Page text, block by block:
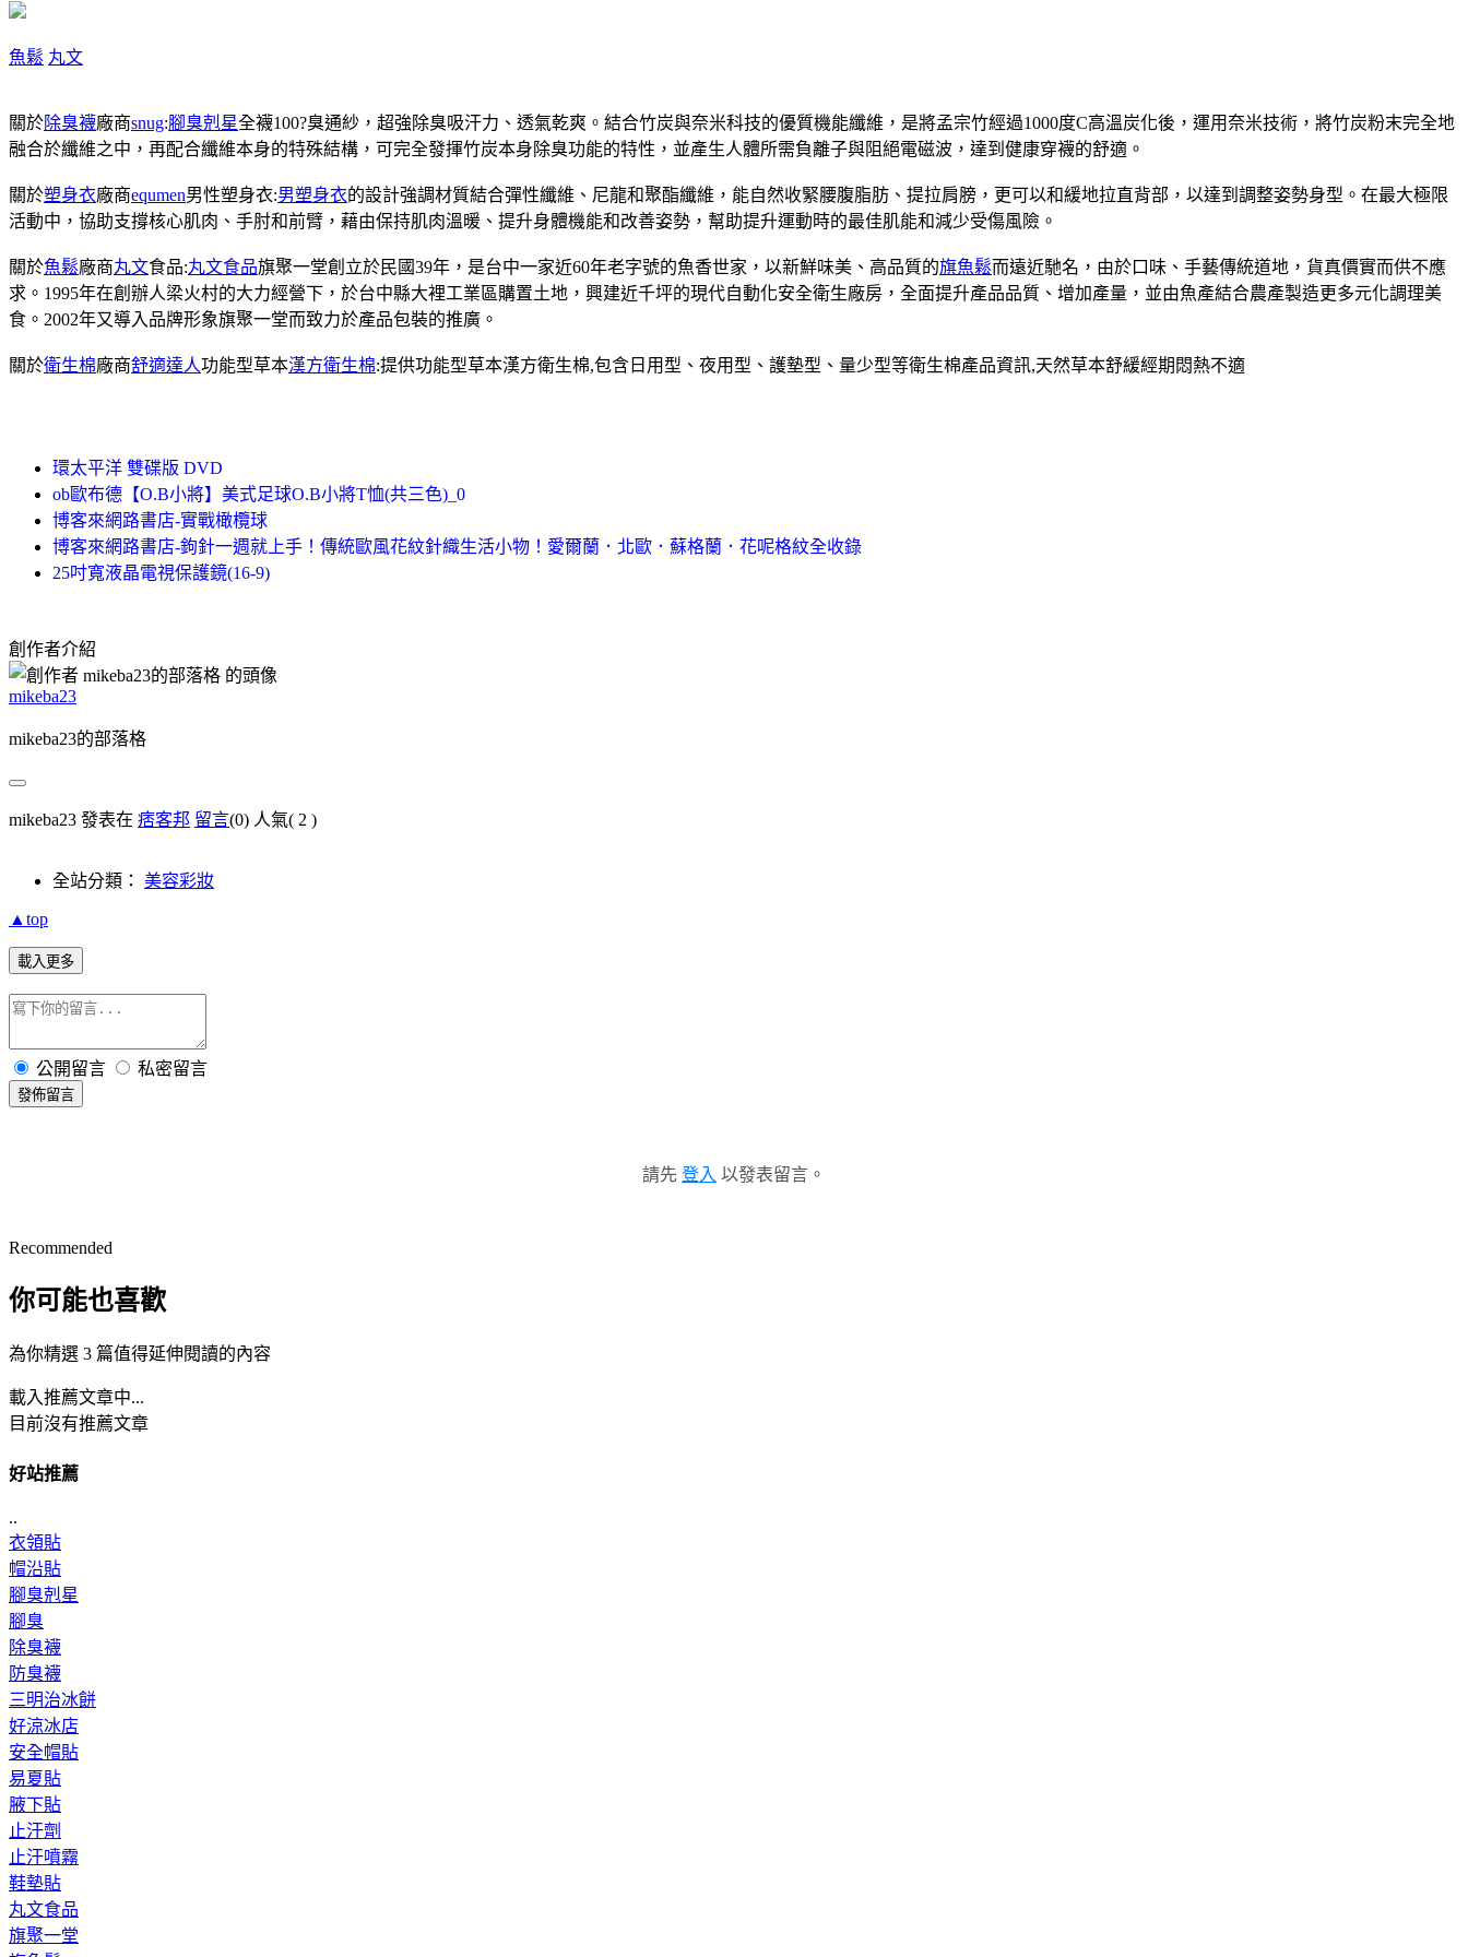
魚鬆 丸文
關於除臭襪廠商snug:腳臭剋星全襪100?臭通紗，超強除臭吸汗力、透氣乾爽。結合竹炭與奈米科技的優質機能纖維，是將孟宗竹經過1000度C高溫炭化後，運用奈米技術，將竹炭粉末完全地
融合於纖維之中，再配合纖維本身的特殊結構，可完全發揮竹炭本身除臭功能的特性，並產生人體所需負離子與阻絕電磁波，達到健康穿襪的舒適。
關於塑身衣廠商equmen男性塑身衣:男塑身衣的設計強調材質結合彈性纖維、尼龍和聚酯纖維，能自然收緊腰腹脂肪、提拉肩膀，更可以和緩地拉直背部，以達到調整姿勢身型。在最大極限
活動中，協助支撐核心肌肉、手肘和前臂，藉由保持肌肉溫暖、提升身體機能和改善姿勢，幫助提升運動時的最佳肌能和減少受傷風險。
關於魚鬆廠商丸文食品:丸文食品旗聚一堂創立於民國39年，是台中一家近60年老字號的魚香世家，以新鮮味美、高品質的旗魚鬆而遠近馳名，由於口味、手藝傳統道地，貨真價實而供不應
求。1995年在創辦人梁火村的大力經營下，於台中縣大裡工業區購置土地，興建近千坪的現代自動化安全衛生廠房，全面提升產品品質、增加產量，並由魚產結合農產製造更多元化調理美
食。2002年又導入品牌形象旗聚一堂而致力於產品包裝的推廣。
關於衛生棉廠商舒適達人功能型草本漢方衛生棉:提供功能型草本漢方衛生棉,包含日用型、夜用型、護墊型、量少型等衛生棉產品資訊,天然草本舒緩經期悶熱不適
環太平洋 雙碟版 DVD
ob歐布德【O.B小將】美式足球O.B小將T恤(共三色)_0
博客來網路書店-實戰橄欖球
博客來網路書店-鉤針一週就上手！傳統歐風花紋針織生活小物！愛爾蘭．北歐．蘇格蘭．花呢格紋全收錄
25吋寬液晶電視保護鏡(16-9)
創作者介紹
mikeba23
mikeba23的部落格
mikeba23 發表在 痞客邦 留言(0) 人氣( 2 )
全站分類： 美容彩妝
▲top
載入更多
公開留言 私密留言
發佈留言
請先 登入 以發表留言。
Recommended
你可能也喜歡
為你精選 3 篇值得延伸閱讀的內容
載入推薦文章中...
目前沒有推薦文章
好站推薦
..
衣領貼
帽沿貼
腳臭剋星
腳臭
除臭襪
防臭襪
三明治冰餅
好涼冰店
安全帽貼
易夏貼
腋下貼
止汗劑
止汗噴霧
鞋墊貼
丸文食品
旗聚一堂